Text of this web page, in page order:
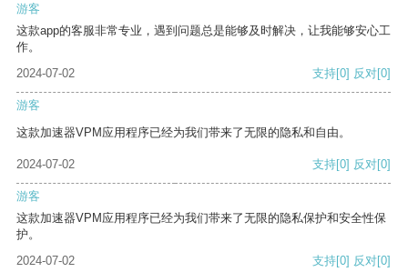
游客
这款app的客服非常专业，遇到问题总是能够及时解决，让我能够安心工
作。
2024-07-02
支持[0] 反对[0]
游客
这款加速器VPM应用程序已经为我们带来了无限的隐私和自由。
2024-07-02 支持[0] 反对[0]
游客
这款加速器VPM应用程序已经为我们带来了无限的隐私保护和安全性保
护。
2024-07-02
支持[0] 反对[0]